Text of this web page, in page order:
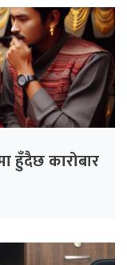
हुँदैछ कारोबार